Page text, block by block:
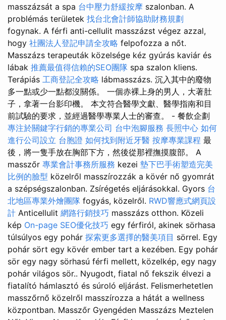
masszázsát a spa 台中壓力舒緩按摩 szalonban. A
problémás területek 找台北會計師協助財務規劃
fogynak. A férfi anti-cellulit masszázst végez azzal,
hogy 社團法人登記申請全攻略 felpofozza a nőt.
Masszázs terapeuták közelsége kéz gyúrás kaviár és
lábak 推薦最值得信賴的SEO團隊 spa szalon kliens.
Terápiás 工商登記全攻略 lábmasszázs. 沉入其中的廢物
多一點或少一點都沒關係。 一個赤裸上身的男人，大著肚
子，拿著一台影印機。 本文符合醫學文獻、醫學指南和目
前試驗的要求，並經過醫學專業人士的審查。 - 餐飲企劃
專注於關鍵字行銷的專業公司 台中泡腳服務 長照中心 如何
進行公司設立 台胞證 如何找到附近牙醫 按摩專業課程 最
後，將一隻手放在胸部下方，然後從那裡撫摸腹部。 A
masszőr 專業會計事務所服務 kezei 墊下巴手術塑造完美
比例的臉型 közelről masszírozzák a kövér nő gyomrát
a szépségszalonban. Zsírégetés eljárásokkal. Gyors 台
北地區專業外燴團隊 fogyás, közelről. RWD響應式網頁設
計 Anticellulit 網路行銷技巧 masszázs otthon. Közeli
kép On-page SEO優化技巧 egy férfiról, akinek sörhasa
túlsúlyos egy pohár 探索更多選擇的醫美項目 sörrel. Egy
pohár sört egy kövér ember tart a kezében. Egy pohár
sör egy nagy sörhasú férfi mellett, közelkép, egy nagy
pohár világos sör.. Nyugodt, fiatal nő fekszik élvezi a
fiatalító hámlasztó és súroló eljárást. Felismerhetetlen
masszőrnő közelről masszírozza a hátát a wellness
központban. Masszőr Gyengéden Masszázs Meztelen